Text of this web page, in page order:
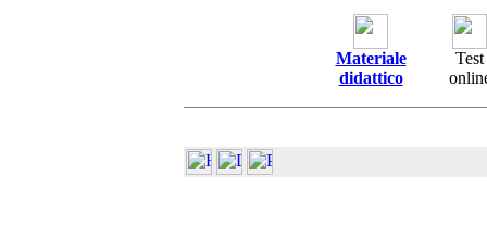
Materiale
didattico
Test